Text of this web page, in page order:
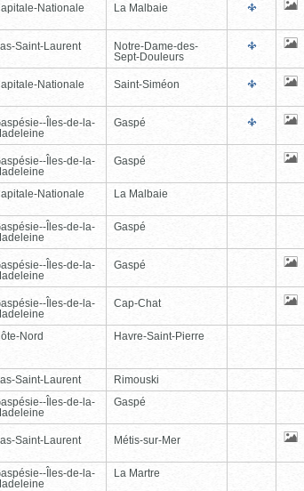
Nationale La Malbaie
Saint-Laurent
Notre-Dame-des-
Sept-Douleurs
Nationale Saint-Siméon
Îles-de-la-
Gaspé
Îles-de-la-
Gaspé
Nationale La Malbaie
Îles-de-la-
Gaspé
Îles-de-la-
Gaspé
Îles-de-la-
Cap-Chat
Nord Havre-Saint-Pierre
Saint-Laurent
Rimouski
Îles-de-la-
Gaspé
Saint-Laurent Métis-sur-Mer
Îles-de-la-
La Martre